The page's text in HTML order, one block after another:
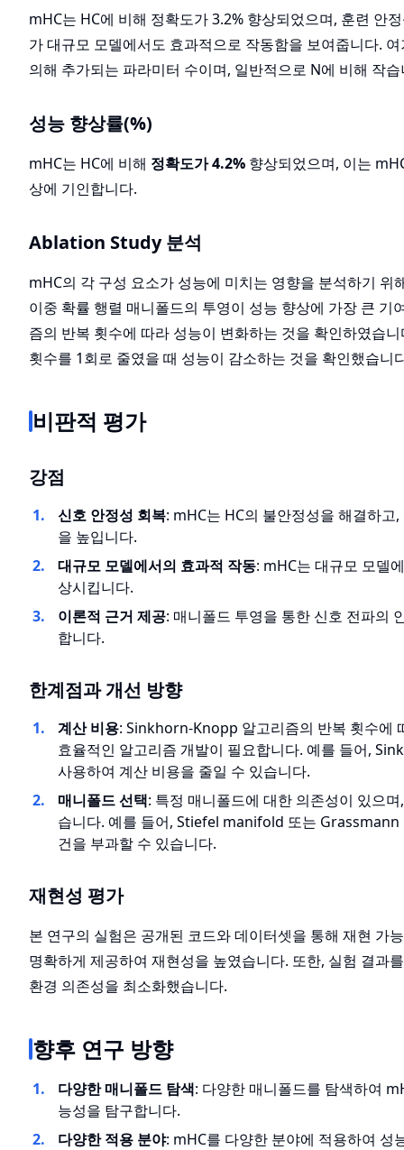
mHC는 HC에 비해 정확도가 3.2% 향상되었으며, 훈련 안
가 대규모 모델에서도 효과적으로 작동함을 보여줍니다.
의해 추가되는 파라미터 수이며, 일반적으로 N에 비해 작
성능 향상률(%)
mHC는 HC에 비해 정확도가 4.2% 향상되었으며, 이는
상에 기인합니다.
Ablation Study 분석
mHC의 각 구성 요소가 성능에 미치는 영향을 분석하기
이중 확률 행렬 매니폴드의 투영이 성능 향상에 가장 큰
즘의 반복 횟수에 따라 성능이 변화하는 것을 확인하였습
횟수를 1회로 줄였을 때 성능이 감소하는 것을 확인했습니
비판적 평가
강점
신호 안정성 회복: mHC는 HC의 불안정성을 해결하
을 높입니다.
대규모 모델에서의 효과적 작동: mHC는 대규모 모델
상시킵니다.
이론적 근거 제공: 매니폴드 투영을 통한 신호 전파의
합니다.
한계점과 개선 방향
계산 비용: Sinkhorn-Knopp 알고리즘의 반복 횟수에
효율적인 알고리즘 개발이 필요합니다. 예를 들어,
사용하여 계산 비용을 줄일 수 있습니다.
매니폴드 선택: 특정 매니폴드에 대한 의존성이 있으
습니다. 예를 들어, Stiefel manifold 또는
건을 부과할 수 있습니다.
재현성 평가
본 연구의 실험은 공개된 코드와 데이터셋을 통해 재현 가
명확하게 제공하여 재현성을 높였습니다. 또한, 실험 결과
환경 의존성을 최소화했습니다.
향후 연구 방향
다양한 매니폴드 탐색: 다양한 매니폴드를 탐색하여
능성을 탐구합니다.
다양한 적용 분야: mHC를 다양한 분야에 적용하여 성